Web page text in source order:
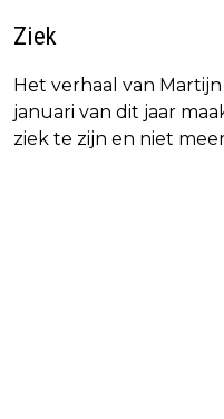
Ziek
Het verhaal van
januari van dit jaar
ziek te zijn en niet